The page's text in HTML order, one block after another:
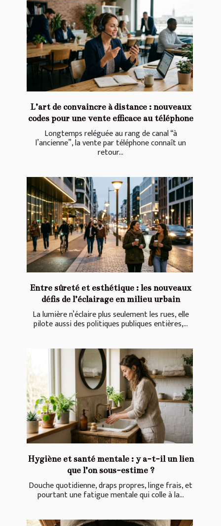
L’art de convaincre à distance : nouveaux
codes pour une vente efficace au téléphone
Longtemps reléguée au rang de canal “à
l’ancienne”, la vente par téléphone connaît un
retour...
Entre sûreté et esthétique : les nouveaux
défis de l’éclairage en milieu urbain
La lumière n’éclaire plus seulement les rues, elle
pilote aussi des politiques publiques entières,...
Hygiène et santé mentale : y a-t-il un lien
que l’on sous-estime ?
Douche quotidienne, draps propres, linge frais, et
pourtant une fatigue mentale qui colle à la...